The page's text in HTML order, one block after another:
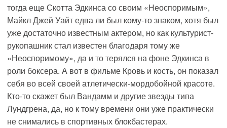
тогда еще Скотта Эдкинса со своим «Неоспоримым»,
Майкл Джей Уайт едва ли был кому-то знаком, хотя был
уже достаточно известным актером, но как культурист-
рукопашник стал известен благодаря тому же
«Неоспоримому», да и то терялся на фоне Эдкинса в
роли боксера. А вот в фильме Кровь и кость, он показал
себя во всей своей атлетически-мордобойной красоте.
Кто-то скажет был Вандамм и другие звезды типа
Лундгрена, да, но к тому времени они уже практически
не снимались в спортивных блокбастерах.